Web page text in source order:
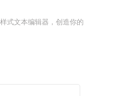
式文本编辑器，创造你的